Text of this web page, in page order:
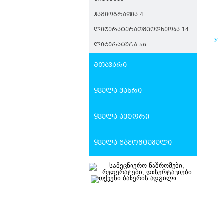
ᲰᲐᲒᲘᲝᲒᲠᲐᲤᲘᲐ 4
ᲚᲘᲢᲔᲠᲐᲢᲣᲠᲐᲗᲛᲪᲝᲓᲜᲔᲝᲑᲐ 14
ᲚᲘᲢᲔᲠᲐᲢᲣᲠᲐ 56
მთავარი
ყველა ჟანრი
ყველა ავტორი
ყველა გამომცემელი
У